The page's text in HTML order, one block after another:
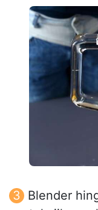
Blender